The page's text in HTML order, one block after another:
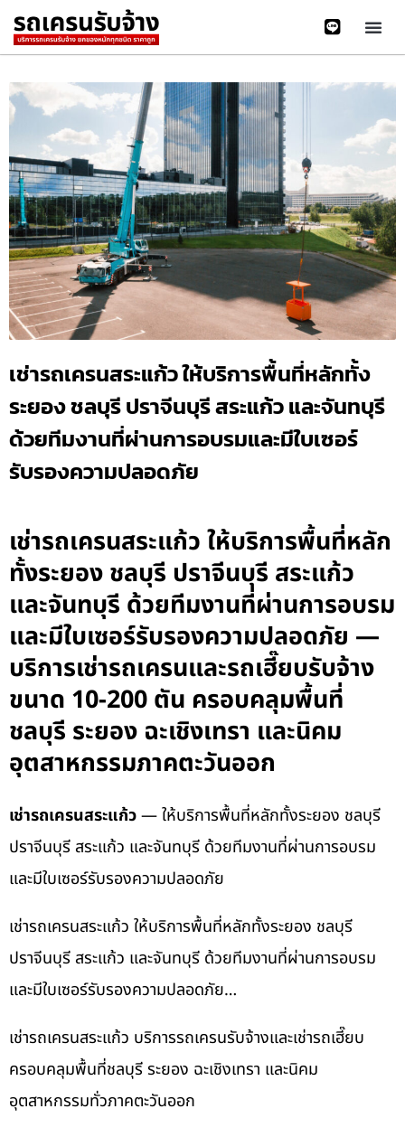
เช่ารถเครนสระแก้ว ให้บริการพื้นที่หลักทั้ง
ระยอง ชลบุรี ปราจีนบุรี สระแก้ว และจันทบุรี
ด้วยทีมงานที่ผ่านการอบรมและมีใบเซอร์
รับรองความปลอดภัย
เช่ารถเครนสระแก้ว ให้บริการพื้นที่หลัก
ทั้งระยอง ชลบุรี ปราจีนบุรี สระแก้ว
และจันทบุรี ด้วยทีมงานที่ผ่านการอบรม
และมีใบเซอร์รับรองความปลอดภัย —
บริการเช่ารถเครนและรถเฮี๊ยบรับจ้าง
ขนาด 10-200 ตัน ครอบคลุมพื้นที่
ชลบุรี ระยอง ฉะเชิงเทรา และนิคม
อุตสาหกรรมภาคตะวันออก
เช่ารถเครนสระแก้ว— ให้บริการพื้นที่หลักทั้งระยอง ชลบุรี
ปราจีนบุรี สระแก้ว และจันทบุรี ด้วยทีมงานที่ผ่านการอบรม
และมีใบเซอร์รับรองความปลอดภัย
เช่ารถเครนสระแก้ว ให้บริการพื้นที่หลักทั้งระยอง ชลบุรี
ปราจีนบุรี สระแก้ว และจันทบุรี ด้วยทีมงานที่ผ่านการอบรม
และมีใบเซอร์รับรองความปลอดภัย…
เช่ารถเครนสระแก้ว บริการรถเครนรับจ้างและเช่ารถเฮี๊ยบ
ครอบคลุมพื้นที่ชลบุรี ระยอง ฉะเชิงเทรา และนิคม
อุตสาหกรรมทั่วภาคตะวันออก